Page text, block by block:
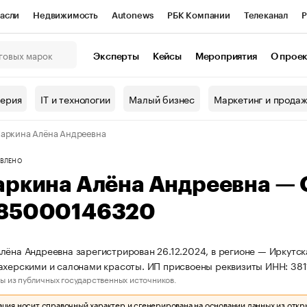
Недвижимость Autonews РБК Компании Телеканал
Проверка контрагентов
Эксперты Кейсы Мероприятия О
IT и технологии Малый бизнес Маркетинг и
Алёна Андреевна
Алёна Андреевна
Андреевна зарегистрирован 26.12.2024, в регионе —
и салонами красоты. ИП присвоены реквизиты ИНН:
из публичных государственных источников.
носит справочный характер и сгенерирована на основании данных из